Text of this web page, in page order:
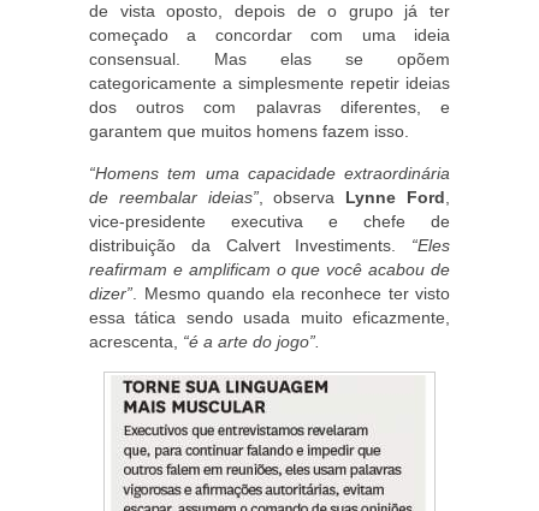
de vista oposto, depois de o grupo já ter
começado a concordar com uma ideia
consensual. Mas elas se opõem
categoricamente a simplesmente repetir ideias
dos outros com palavras diferentes, e
garantem que muitos homens fazem isso.
“Homens tem uma capacidade extraordinária
de reembalar ideias”, observa Lynne Ford
vice-presidente executiva e chefe de
distribuição da Calvert Investiments. “Eles
reafirmam e amplificam o que você acabou de
dizer” . Mesmo quando ela reconhece ter visto
essa tática sendo usada muito eficazmente,
acrescenta,
“é a arte do jogo”.